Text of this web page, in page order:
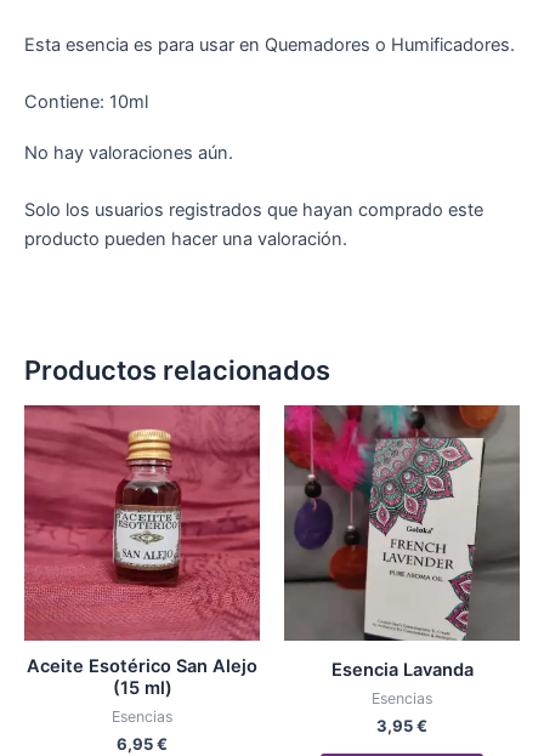
Esta esencia es para usar en Quemadores o Humificadores.
Contiene: 10ml
No hay valoraciones aún.
Solo los usuarios registrados que hayan comprado este
producto pueden hacer una valoración.
Productos relacionados
Aceite Esotérico San Alejo
(15 ml)
Esencias
6,95€
Esencia Lavanda
Esencias
3,95€